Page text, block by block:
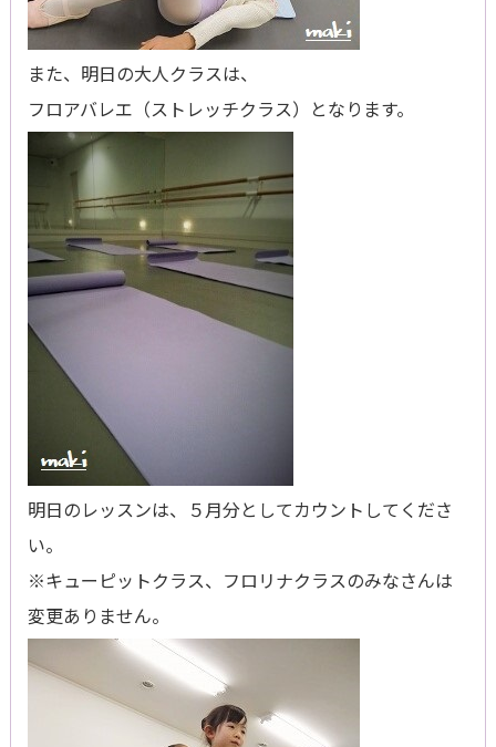
また、明日の大人クラスは、
フロアバレエ（ストレッチクラス）となります。
明日のレッスンは、５月分としてカウントしてくださ
い。
※キューピットクラス、フロリナクラスのみなさんは
変更ありません。